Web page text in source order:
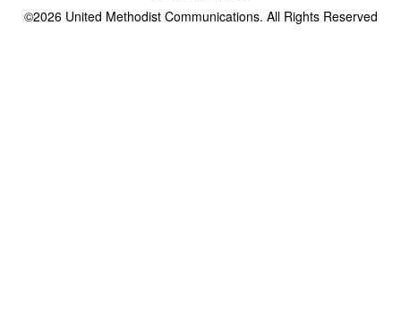
©2026United Methodist Communications. All Rights Reserved